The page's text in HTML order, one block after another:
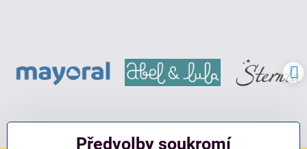
Předvolby soukromí